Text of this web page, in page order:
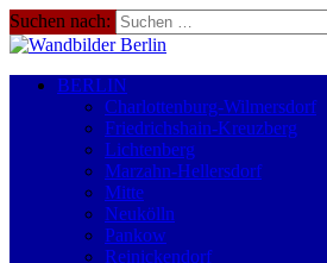
Suchen nach:
BERLIN
Charlottenburg-Wilmersdorf
Friedrichshain-Kreuzberg
Lichtenberg
Marzahn-Hellersdorf
Mitte
Neukölln
Pankow
Reinickendorf